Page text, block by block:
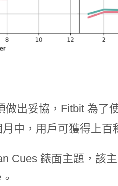
出妥協，Fitbit 為了
中，用戶可獲得上百
Cues 錶面主題，該